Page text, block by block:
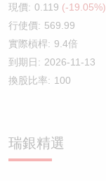
現價: 0.119 (-19.05%)
行使價: 569.99
實際槓桿: 9.4倍
到期日: 2026-11-13
換股比率: 100
瑞銀精選